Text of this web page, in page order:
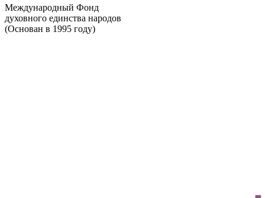
Международный Фонд
духовного единства народов
(Основан в 1995 году)